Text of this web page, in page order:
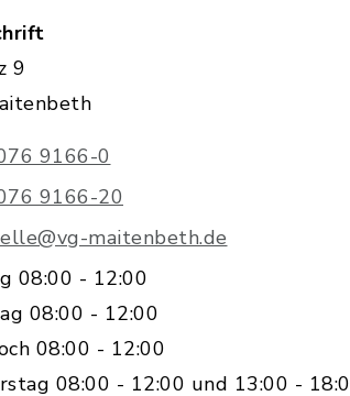
9
9166-0
9166-20
maitenbeth.de
08:00 - 12:00
08:00 - 12:00
08:00 - 12:00
08:00 - 12:00 und 13:00 -